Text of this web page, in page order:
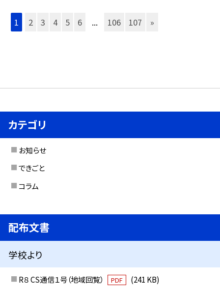
1 2 3 4 5 6 ... 106 107 »
カテゴリ
お知らせ
できごと
コラム
配布文書
学校より
R８ CS通信１号（地域回覧） PDF
(241 KB)